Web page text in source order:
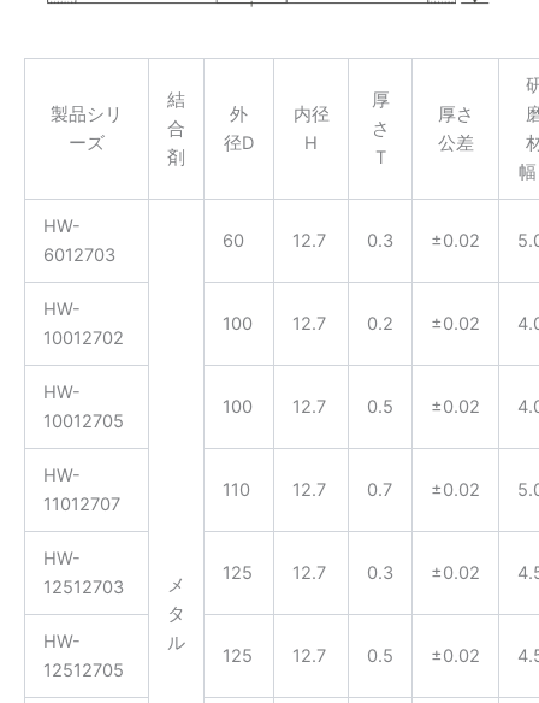
製品シリ
ーズ
結
合
剤
外
径D
内径
H
厚
さ
T
厚さ
公差
HW-
6012703
メ
タ
ル
60 12.7 0.3 ±0.02
HW-
10012702
100 12.7 0.2 ±0.02
HW-
10012705
100 12.7 0.5 ±0.02
HW-
11012707
110 12.7 0.7 ±0.02
HW-
12512703
125 12.7 0.3 ±0.02
HW-
12512705
125 12.7 0.5 ±0.02